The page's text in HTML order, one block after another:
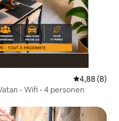
Gemiddelde
4,88 (8)
- Wifi - 4 personen